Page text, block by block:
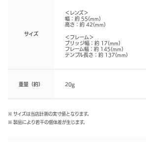
サイズ
＜レンズ＞
幅：約 55(mm)
高さ：約 42(mm)
＜フレーム＞
ブリッジ幅：約 17(mm)
フレーム幅：約 145(mm)
テンプル長さ：約 137(mm)
重量（約） 20g
※ サイズは当店計測の実寸値となります。
※ 製品により若干の個体差が生じます。